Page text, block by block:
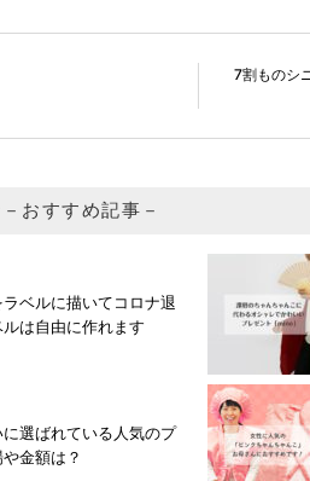
7割ものシ
おすすめ記事－
ベルに描いてコロナ退
は自由に作れます
選ばれている人気のプ
金額は？